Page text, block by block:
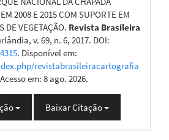
2008 E 2015 COM SUPORTE EM
DE VEGETAÇÃO. Revista Brasileira
v. 69, n. 6, 2017. DOI:
. Disponível em:
revistabrasileiracartografia
em: 8 ago. 2026.
Baixar Citação